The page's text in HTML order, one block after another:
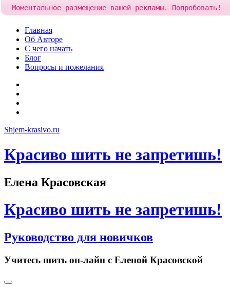
Skip
content
Главная
Об Авторе
С чего начать
Блог
Вопросы и пожелания
Shjem-krasivo.ru
Красиво шить не запретишь!
Елена Красовская
Красиво шить не запретишь!
Руководство для новичков
Учитесь шить он-лайн с Еленой Красовской
Primary
Моментальное размещение вашей рекламы. Попробовать!